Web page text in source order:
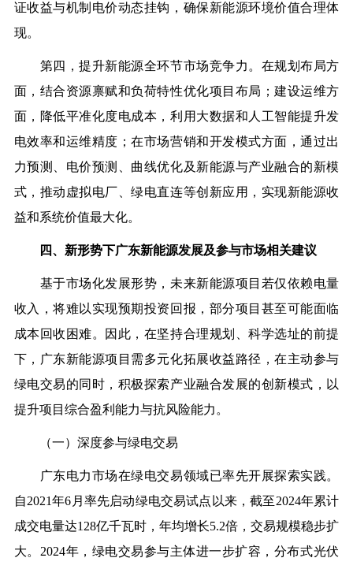
证收益与机制电价动态挂钩，确保新能源环境价值合理体
现。
第四，提升新能源全环节市场竞争力。在规划布局方
面，结合资源禀赋和负荷特性优化项目布局；建设运维方
面，降低平准化度电成本，利用大数据和人工智能提升发
电效率和运维精度；在市场营销和开发模式方面，通过出
力预测、电价预测、曲线优化及新能源与产业融合的新模
式，推动虚拟电厂、绿电直连等创新应用，实现新能源收
益和系统价值最大化。
四、新形势下广东新能源发展及参与市场相关建议
基于市场化发展形势，未来新能源项目若仅依赖电量
收入，将难以实现预期投资回报，部分项目甚至可能面临
成本回收困难。因此，在坚持合理规划、科学选址的前提
下，广东新能源项目需多元化拓展收益路径，在主动参与
绿电交易的同时，积极探索产业融合发展的创新模式，以
提升项目综合盈利能力与抗风险能力。
（一）深度参与绿电交易
广东电力市场在绿电交易领域已率先开展探索实践。
自2021年6月率先启动绿电交易试点以来，截至2024年累计
成交电量达128亿千瓦时，年均增长5.2倍，交易规模稳步扩
大。2024年，绿电交易参与主体进一步扩容，分布式光伏